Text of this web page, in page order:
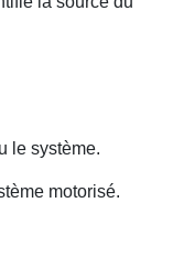
le système.
motorisé.